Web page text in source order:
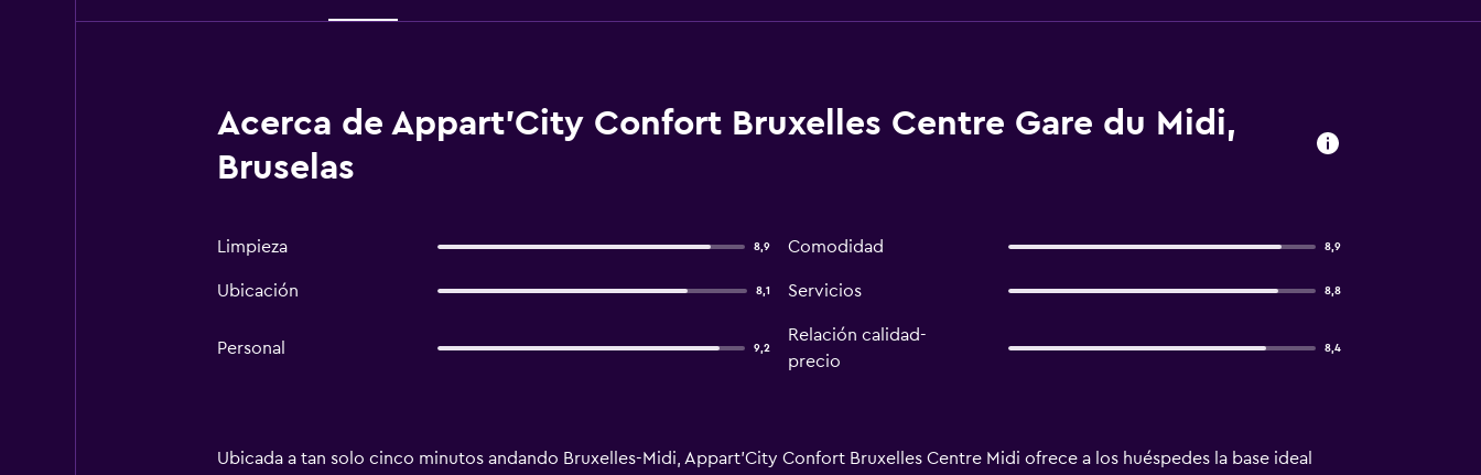
Acerca de Appart'City Confort Bruxelles Centre Gare du Midi,
Bruselas
Limpieza 8,9 Comodidad 8,9
Ubicación 8,1 Servicios 8,8
Personal 9,2
Relación calidad-
precio
8,4
Ubicada a tan solo cinco minutos andando Bruxelles-Midi, Appart'City Confort Bruxelles Centre Midi ofrece a los huéspedes la base ideal